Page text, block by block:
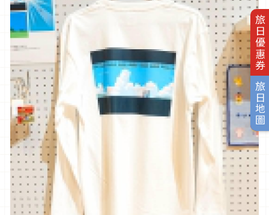
旅日優惠券
旅日地圖